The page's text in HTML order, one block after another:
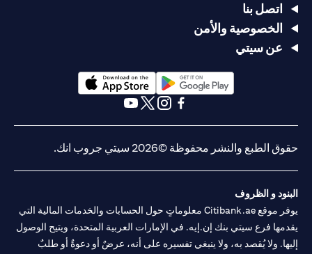
اتصل بنا
الخصوصية والأمن
عن سيتي
(opens in a new tab)
حقوق الطبع والنشر محفوظة ©2026 سيتي جروب انك.
البنود و الظروف
يوفر موقع Citibank.ae معلوماتٍ حول الحسابات والخدمات المالية التي
يقدمها فرع سيتي بنك إن.إيه. في الإمارات العربية المتحدة، ويتيح الوصول
إليها. ولا يُقصد به، ولا ينبغي تفسيره على أنه، عرضٌ أو دعوةٌ أو طلبٌ